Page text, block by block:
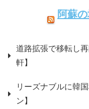
阿蘇
道路拡張で移転し
軒】
リーズナブルに韓
ン】